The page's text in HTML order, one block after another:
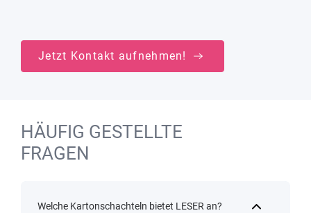
Jetzt Kontakt aufnehmen!
HÄUFIG GESTELLTE
FRAGEN
Welche Kartonschachteln bietet LESER an?